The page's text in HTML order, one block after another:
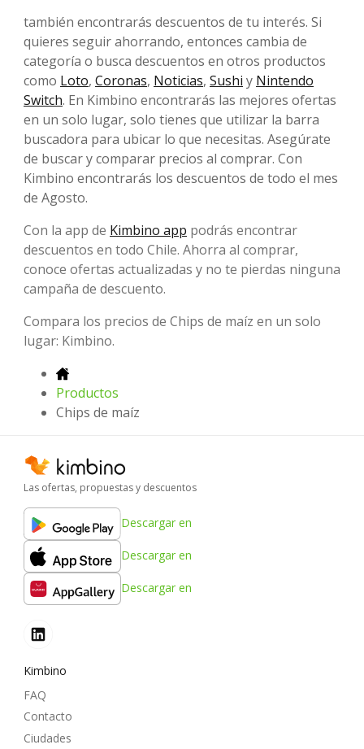
también encontrarás descuentos de tu interés. Si
quieres seguir ahorrando, entonces cambia de
categoría o busca descuentos en otros productos
como Loto, Coronas, Noticias, Sushi y Nintendo
Switch. En Kimbino encontrarás las mejores ofertas
en un solo lugar, solo tienes que utilizar la barra
buscadora para ubicar lo que necesitas. Asegúrate
de buscar y comparar precios al comprar. Con
Kimbino encontrarás los descuentos de todo el mes
de Agosto.
Con la app de Kimbino app podrás encontrar
descuentos en todo Chile. Ahorra al comprar,
conoce ofertas actualizadas y no te pierdas ninguna
campaña de descuento.
Compara los precios de Chips de maíz en un solo
lugar: Kimbino.
Productos
Chips de maíz
Las ofertas, propuestas y descuentos
Descargar en
Descargar en
Descargar en
Kimbino
FAQ
Contacto
Ciudades